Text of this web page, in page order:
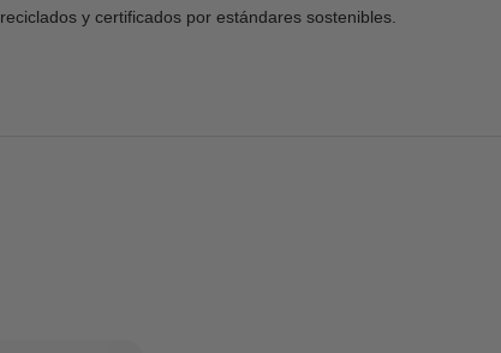
reciclados y certificados por estándares sostenibles.